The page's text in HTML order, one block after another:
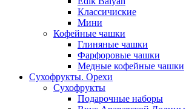
Классичиские
Мини
Кофейные чашки
Глиняные чашки
Фарфоровые чашки
Медные кофейные чашки
Сухофрукты. Орехи
Сухофрукты
Подарочные наборы